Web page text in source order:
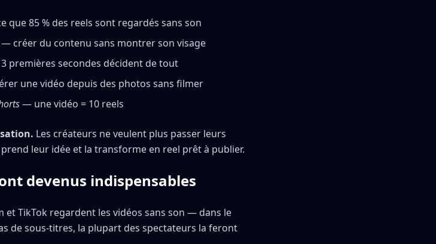
que 85 % des reels sont regardés sans son
créer du contenu sans montrer son visage
premières secondes décident de tout
une vidéo depuis des photos sans filmer
— une vidéo = 10 reels
Les créateurs ne veulent plus passer leurs
leur idée et la transforme en reel prêt à publier.
devenus indispensables
et TikTok regardent les vidéos sans son — dans le
de sous-titres, la plupart des spectateurs la feront